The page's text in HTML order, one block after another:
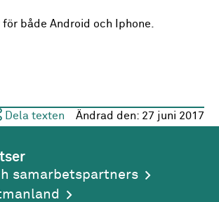
både Android och Iphone.
Dela texten Ändrad den: 27 juni 2017
samarbetspartners